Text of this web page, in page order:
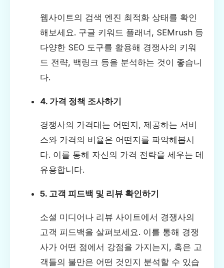
웹사이트의 검색 엔진 최적화 상태를 확인
해보세요. 구글 키워드 플래너, SEMrush 등
다양한 SEO 도구를 활용해 경쟁사의 키워
드 전략, 백링크 등을 분석하는 것이 좋습니
다.
4. 가격 정책 조사하기
경쟁사의 가격대는 어떤지, 제공하는 서비
스와 가격의 비율은 어떤지를 파악해봅시
다. 이를 통해 자신의 가격 전략을 세우는 데
유용합니다.
5. 고객 피드백 및 리뷰 확인하기
소셜 미디어나 리뷰 사이트에서 경쟁사의
고객 피드백을 살펴보세요. 이를 통해 경쟁
사가 어떤 점에서 강점을 가지는지, 혹은 고
객들의 불만은 어떤 것인지 분석할 수 있습